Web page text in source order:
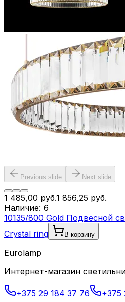
Previous slide Next slide
1 485,00 руб.1 856,25 руб.
Наличие: 6
10135/800 Gold Подвесной
Crystal ring
В корзину
Eurolamp
Интернет-магазин
+375 29 184 37 76
+375